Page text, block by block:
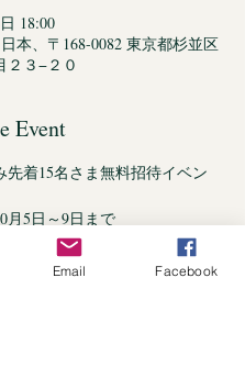
18:00
本、〒168-0082 東京都杉並区
２３−２０
Event
先着15名さま無料招待イベン
月5日～9日まで
5日　19時～（第1部）
分～（第2部）
Email Facebook